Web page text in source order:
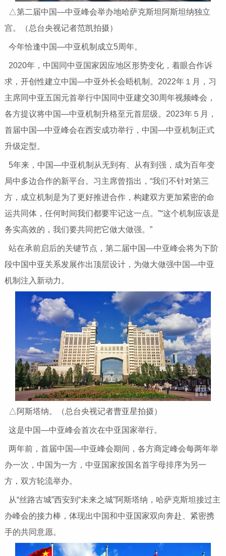
△第二届中国—中亚峰会举办地哈萨克斯坦阿斯坦纳独立
宫。（总台央视记者范凯拍摄）
今年恰逢中国—中亚机制成立5周年。
2020年，中国同中亚国家因应地区形势变化，着眼合作诉
求，开创性建立中国—中亚外长会晤机制。2022年１月，习
主席同中亚五国元首举行中国同中亚建交30周年视频峰会，
各方提议将中国—中亚机制升格至元首层级。2023年５月，
首届中国—中亚峰会在西安成功举行，中国—中亚机制正式
升级定型。
5年来，中国—中亚机制从无到有、从有到强，成为百年变
局中多边合作的新平台。习主席曾指出，“我们不针对第三
方，成立机制是为了更好推进合作，构建双方更加紧密的命
运共同体，任何时间我们都要牢记这一点。”“这个机制应该是
务实高效的，我们要共同把它做大做强。”
站在承前启后的关键节点，第二届中国—中亚峰会将为下阶
段中国中亚关系发展作出顶层设计，为做大做强中国—中亚
机制注入新动力。
△阿斯塔纳。（总台央视记者曹亚星拍摄）
这是中国—中亚峰会首次在中亚国家举行。
两年前，首届中国—中亚峰会期间，各方商定峰会每两年举
办一次，中国为一方，中亚国家按国名首字母排序为另一
方，双方轮流举办。
从“丝路古城”西安到“未来之城”阿斯塔纳，哈萨克斯坦接过主
办峰会的接力棒，体现出中国和中亚国家双向奔赴、紧密携
手的共同意愿。